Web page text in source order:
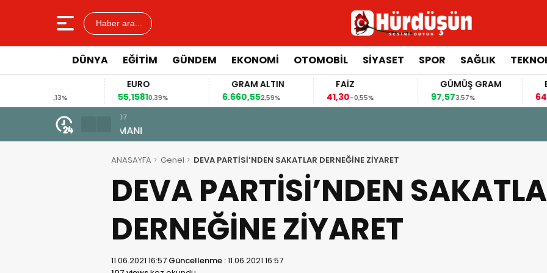
Haber ara...
DÜNYA EĞİTİM GÜNDEM EKONOMİ OTOMOBİL SİYASET SPOR SAĞLIK
EURO
55,1581
0,39%
GRAM ALTIN
6.660,55
2,59%
FAİZ
-0,55%
GÜMÜŞ GRAM
3,57%
BITCOIN
64.902,00-
6 Ağustos 2026 - 17:39
KURUCU YÖNETİM GÖREVDE…
ANASAYFA Genel DEVA PARTİSİ’NDEN SAKATLAR DERNEĞİNE ZİYARET
DEVA PARTİSİ’NDEN
DERNEĞİNE ZİYARET
11.06.2021 16:57 Güncellenme :11.06.2021 16:57